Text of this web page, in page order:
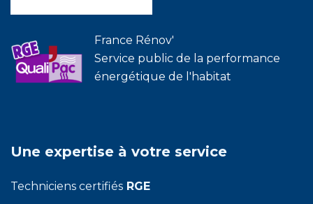
France Rénov'
Service public de la performance
énergétique de l'habitat
Une expertise à votre service
Techniciens certifiés RGE